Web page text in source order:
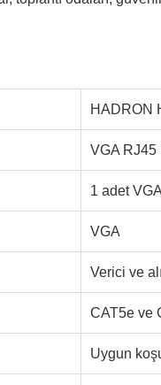
HADRON
VGA RJ45
1 adet
VGA
Verici ve
CAT5e ve
Uygun